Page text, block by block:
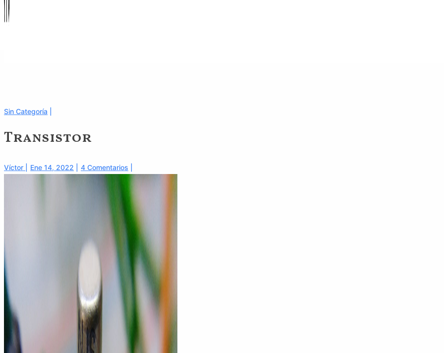
Sin Categoría
Transistor
Víctor Ene 14, 2022 4 Comentarios